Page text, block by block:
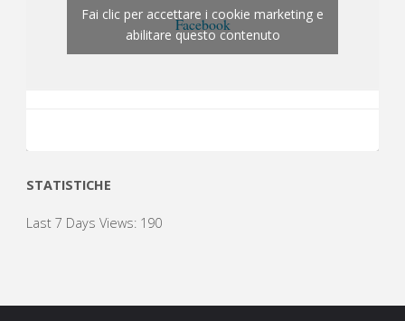
Facebook
Fai clic per accettare i cookie marketing e
abilitare questo contenuto
STATISTICHE
Last 7 Days Views: 190